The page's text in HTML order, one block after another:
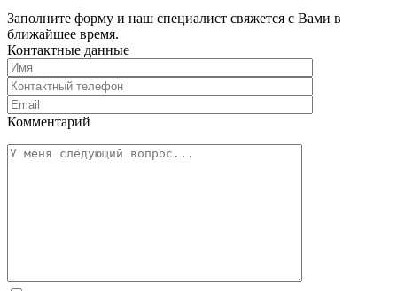
Заполните форму и наш специалист свяжется с Вами в
ближайшее время.
Контактные данные
Комментарий